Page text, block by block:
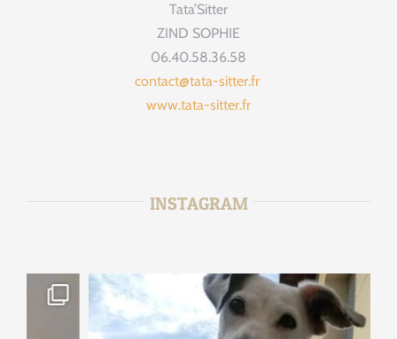
Tata’Sitter
ZIND SOPHIE
06.40.58.36.58
contact@tata-sitter.fr
www.tata-sitter.fr
INSTAGRAM
tata_sitter
Jan 15